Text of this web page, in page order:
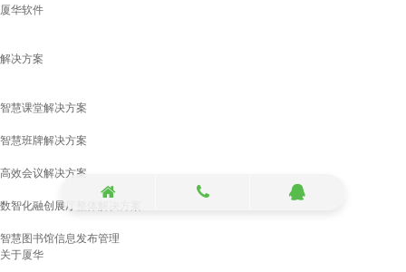
厦华软件
​解决方案
智慧课堂解决方案
智慧班牌解决方案
高效会议解决方案
数智化融创展厅整体解决方案
智慧图书馆信息发布管理
关于厦华